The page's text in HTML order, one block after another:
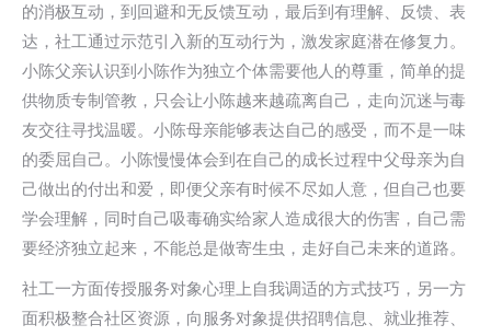
的消极互动，到回避和无反馈互动，最后到有理解、反馈、表
达，社工通过示范引入新的互动行为，激发家庭潜在修复力。
小陈父亲认识到小陈作为独立个体需要他人的尊重，简单的提
供物质专制管教，只会让小陈越来越疏离自己，走向沉迷与毒
友交往寻找温暖。小陈母亲能够表达自己的感受，而不是一味
的委屈自己。小陈慢慢体会到在自己的成长过程中父母亲为自
己做出的付出和爱，即便父亲有时候不尽如人意，但自己也要
学会理解，同时自己吸毒确实给家人造成很大的伤害，自己需
要经济独立起来，不能总是做寄生虫，走好自己未来的道路。
社工一方面传授服务对象心理上自我调适的方式技巧，另一方
面积极整合社区资源，向服务对象提供招聘信息、就业推荐、